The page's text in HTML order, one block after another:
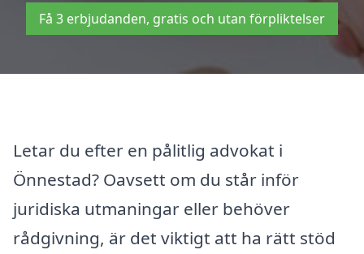
Få 3 erbjudanden, gratis och utan förpliktelser
Letar du efter en pålitlig advokat i
Önnestad? Oavsett om du står inför
juridiska utmaningar eller behöver
rådgivning, är det viktigt att ha rätt stöd